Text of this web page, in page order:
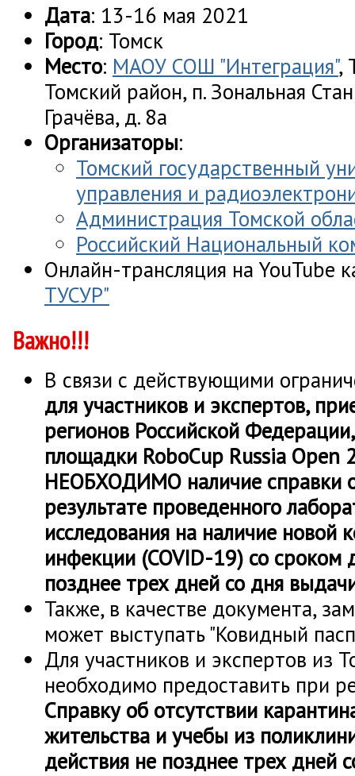
Дата: 13-16 мая 2021
Город: Томск
Место: МАОУ СОШ "Интеграция",
Томский район, п. Зональная
Грачёва, д. 8а
Организаторы:
Томский государственный
управления и
Администрация Томской
Российский Национальный
Онлайн-трансляция на YouTube
ТУСУР"
Важно!!!
В связи с действующими
для участников и экспертов,
регионов Российской
площадки RoboCup Russia Open
НЕОБХОДИМО наличие справки
результате проведенного
исследования на наличие новой
инфекции (COVID-19) со сроком
позднее трех дней со дня
Также, в качестве документа,
может выступать "Ковидный
Для участников и экспертов из
необходимо предоставить при
Справку об отсутствии
жительства и учебы из
действия не позднее трех дней